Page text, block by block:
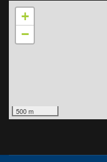
+
−
500 m